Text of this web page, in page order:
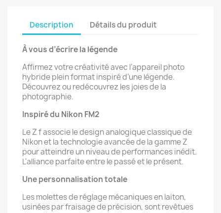
Description Détails du produit
À vous d’écrire la légende
Affirmez votre créativité avec l’appareil photo
hybride plein format inspiré d’une légende.
Découvrez ou redécouvrez les joies de la
photographie.
Inspiré du Nikon FM2
Le Z f associe le design analogique classique de
Nikon et la technologie avancée de la gamme Z
pour atteindre un niveau de performances inédit.
L'alliance parfaite entre le passé et le présent.
Une personnalisation totale
Les molettes de réglage mécaniques en laiton,
usinées par fraisage de précision, sont revêtues